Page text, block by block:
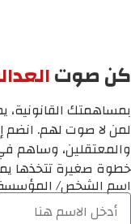
كن صوت
بمساهمتك
لمن لا صوت لهم. انضم
والمعتقلين، وساهم
خطوة صغيرة تتخذها
اسم الشخص/